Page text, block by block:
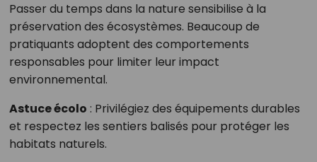
Passer du temps dans la nature sensibilise à la
préservation des écosystèmes. Beaucoup de
pratiquants adoptent des comportements
responsables pour limiter leur impact
environnemental.
Astuce écolo : Privilégiez des équipements durables
et respectez les sentiers balisés pour protéger les
habitats naturels.